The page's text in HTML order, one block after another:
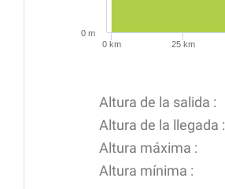
0 km 25 km
0 m
Altura de la salida :
Altura de la llegada :
Altura máxima :
Altura mínima :